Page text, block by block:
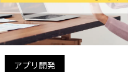
アプリ開発